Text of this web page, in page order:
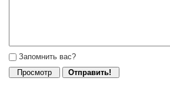
Запомнить вас?